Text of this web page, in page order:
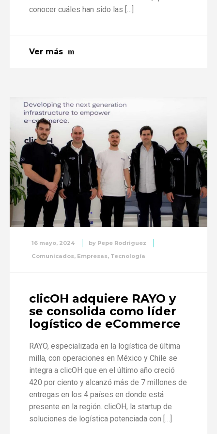
conocer cuáles han sido las […]
Ver más
16 mayo, 2024 by Pepe Rodriguez
Comunicados, Empresas, Tecnología
clicOH adquiere RAYO y
se consolida como líder
logístico de eCommerce
RAYO, especializada en la logística de última
milla, con operaciones en México y Chile se
integra a clicOH que en el último año creció
420 por ciento y alcanzó más de 7 millones de
entregas en los 4 países en donde está
presente en la región. clicOH, la startup de
soluciones de logística potenciada con […]